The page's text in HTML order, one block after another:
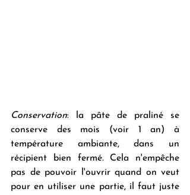
Conservation: la pâte de praliné se
conserve des mois (voir 1 an) à
température ambiante, dans un
récipient bien fermé. Cela n'empêche
pas de pouvoir l'ouvrir quand on veut
pour en utiliser une partie, il faut juste